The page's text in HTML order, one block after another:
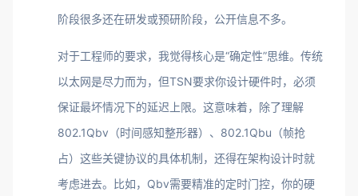
阶段很多还在研发或预研阶段，公开信息不多。
对于工程师的要求，我觉得核心是“确定性”思维。传统
以太网是尽力而为，但TSN要求你设计硬件时，必须
保证最坏情况下的延迟上限。这意味着，除了理解
802.1Qbv（时间感知整形器）、802.1Qbu（帧抢
占）这些关键协议的具体机制，还得在架构设计时就
考虑进去。比如，Qbv需要精准的定时门控，你的硬